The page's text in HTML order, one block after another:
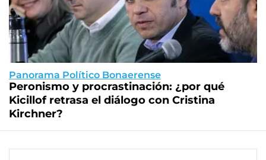
Panorama Político Bonaerense
Peronismo y procrastinación: ¿por qué
Kicillof retrasa el diálogo con Cristina
Kirchner?